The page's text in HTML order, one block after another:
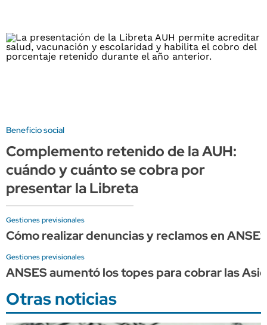
Beneficio social
Complemento retenido de la AUH:
cuándo y cuánto se cobra por
presentar la Libreta
Gestiones previsionales
Cómo realizar denuncias y reclamos en
Gestiones previsionales
ANSES aumentó los topes para cobrar las
Otras noticias